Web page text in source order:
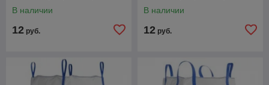
В наличии
12 руб.
В наличии
12 руб.